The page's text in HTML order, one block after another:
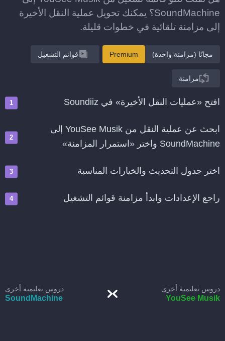
SoundMachine؟ يمكنك تحويل عملية النقل الأخيرة
إلى مزامنة تلقائية في خطوات قليلة.
مجانًا (مزامنة واحدة) Premium قوائم التشغيل
مزامنة
افتح «عمليات النقل الأخيرة» في Soundiiz
ابحث عن عملية النقل من YouSee Musik إلى
SoundMachine واختر «استمرار المزامنة»
اختر جدول التحديث والخيارات المناسبة
راجع الإعدادات وابدأ مزامنة قوائم التشغيل
دروس تعليمية أخرى
YouSee Musik
دروس تعليمية أخرى
SoundMachine